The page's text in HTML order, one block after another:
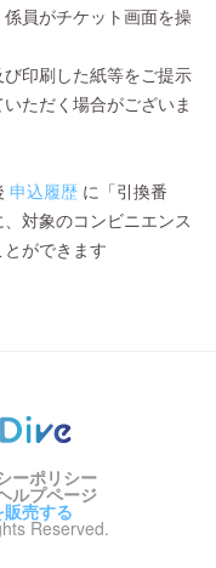
員がチケット画面を操
印刷した紙等をご提示
ただく場合がございま
申込履歴 に「引換番
対象のコンビニエンス
ができます
ーポリシー
ルプページ
売する
Reserved.